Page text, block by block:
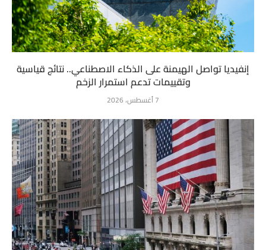
إنفيديا تواصل الهيمنة على الذكاء الاصطناعي.. نتائج قياسية
وتقييمات تدعم استمرار الزخم
7 أغسطس، 2026